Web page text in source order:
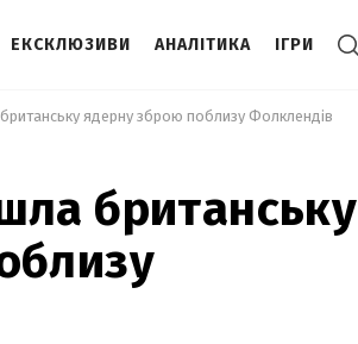
ЕКСКЛЮЗИВИ АНАЛІТИКА ІГРИ
ядерну зброю поблизу Фолклендів
британську